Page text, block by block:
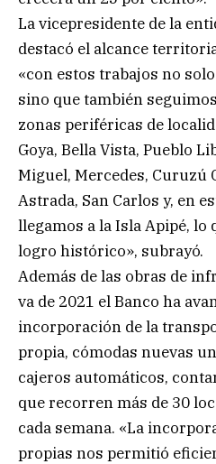
La vicepresidente de la
destacó el alcance
«con estos trabajos no
sino que también
zonas periféricas de
Goya, Bella Vista, Pueblo
Miguel, Mercedes, Curuzú
Astrada, San Carlos y, en
llegamos a la Isla Apipé, lo
logro histórico», subrayó.
Además de las obras de
va de 2021 el Banco ha
incorporación de la
propia, cómodas nuevas
cajeros automáticos,
que recorren más de 30
cada semana. «La
propias nos permitió